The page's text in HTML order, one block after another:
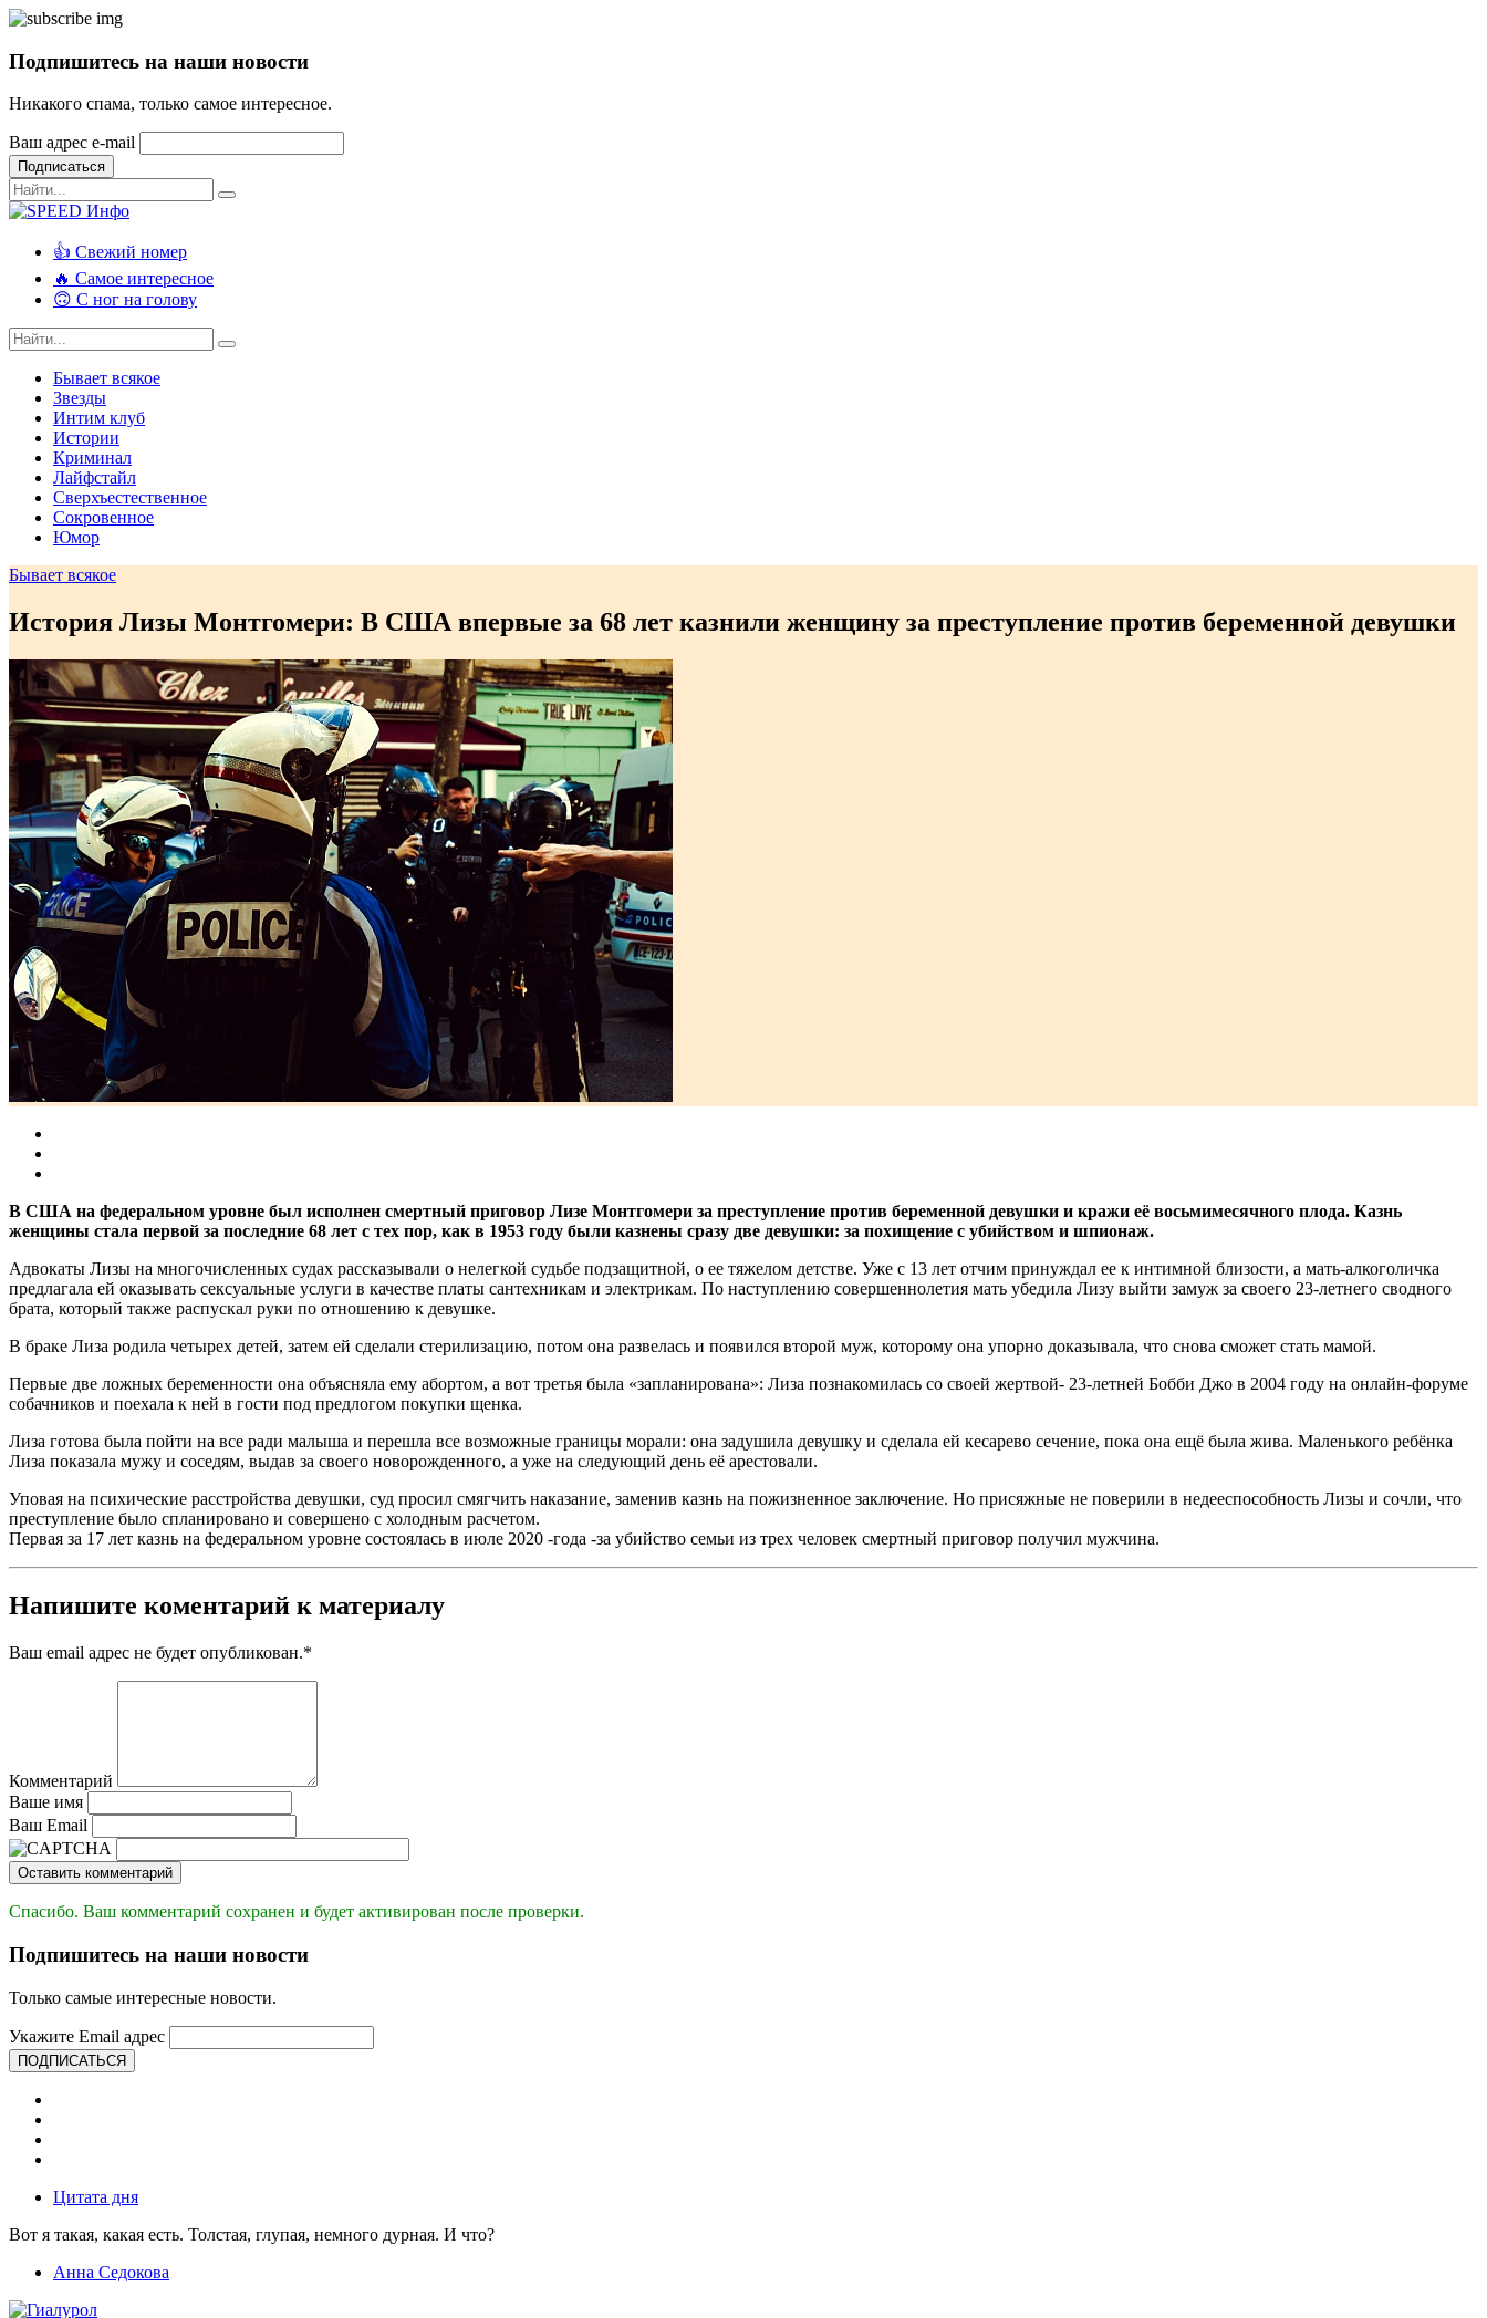
Подпишитесь на наши новости
Никакого спама, только самое интересное.
Ваш адрес e-mail
Подписаться
👍 Свежий номер
🔥 Самое интересное
🙃 С ног на голову
Бывает всякое
Звезды
Интим клуб
Истории
Криминал
Лайфстайл
Сверхъестественное
Сокровенное
Юмор
Бывает всякое
История Лизы Монтгомери: В США впервые за 68 лет казнили женщину за преступление против беременной девушки
В США на федеральном уровне был исполнен смертный приговор Лизе Монтгомери за преступление против беременной девушки и кражи её восьмимесячного плода. Казнь
женщины стала первой за последние 68 лет с тех пор, как в 1953 году были казнены сразу две девушки: за похищение с убийством и шпионаж.
Адвокаты Лизы на многочисленных судах рассказывали о нелегкой судьбе подзащитной, о ее тяжелом детстве. Уже с 13 лет отчим принуждал ее к интимной близости, а мать-алкоголичка
предлагала ей оказывать сексуальные услуги в качестве платы сантехникам и электрикам. По наступлению совершеннолетия мать убедила Лизу выйти замуж за своего 23-летнего сводного
брата, который также распускал руки по отношению к девушке.
В браке Лиза родила четырех детей, затем ей сделали стерилизацию, потом она развелась и появился второй муж, которому она упорно доказывала, что снова сможет стать мамой.
Первые две ложных беременности она объясняла ему абортом, а вот третья была «запланирована»: Лиза познакомилась со своей жертвой- 23-летней Бобби Джо в 2004 году на онлайн-форуме
собачников и поехала к ней в гости под предлогом покупки щенка.
Лиза готова была пойти на все ради малыша и перешла все возможные границы морали: она задушила девушку и сделала ей кесарево сечение, пока она ещё была жива. Маленького ребёнка
Лиза показала мужу и соседям, выдав за своего новорожденного, а уже на следующий день её арестовали.
Уповая на психические расстройства девушки, суд просил смягчить наказание, заменив казнь на пожизненное заключение. Но присяжные не поверили в недееспособность Лизы и сочли, что
преступление было спланировано и совершено с холодным расчетом.
Первая за 17 лет казнь на федеральном уровне состоялась в июле 2020 -года -за убийство семьи из трех человек смертный приговор получил мужчина.
Напишите коментарий к материалу
Ваш email адрес не будет опубликован.*
Комментарий
Ваше имя
Ваш Email
Оставить комментарий
Спасибо. Ваш комментарий сохранен и будет активирован после проверки.
Подпишитесь на наши новости
Только самые интересные новости.
Укажите Email адрес
ПОДПИСАТЬСЯ
Цитата дня
Вот я такая, какая есть. Толстая, глупая, немного дурная. И что?
Анна Седокова